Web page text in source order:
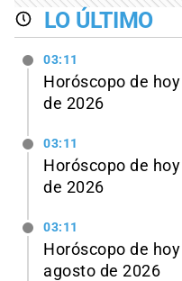
LO ÚLTIMO
03:11
Horóscopo de
de 2026
03:11
Horóscopo de
de 2026
03:11
Horóscopo de
agosto de 2026